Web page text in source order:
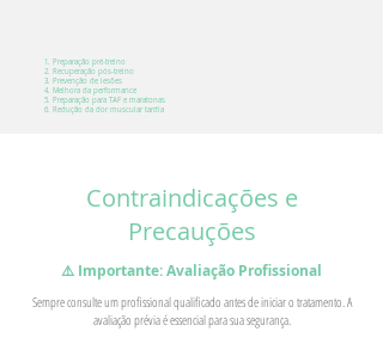
Preparação pré-treino
Recuperação pós-treino
Prevenção de lesões
Melhora da performance
Preparação para TAF e maratonas
Redução da dor muscular tardia
Contraindicações e
Precauções
⚠️ Importante: Avaliação Profissional
Sempre consulte um profissional qualificado antes de iniciar o tratamento. A
avaliação prévia é essencial para sua segurança.